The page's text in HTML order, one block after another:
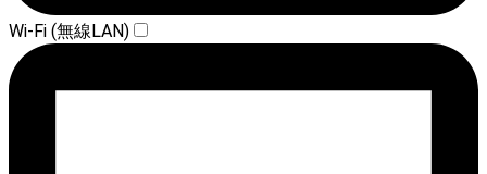
Wi-Fi (無線LAN)